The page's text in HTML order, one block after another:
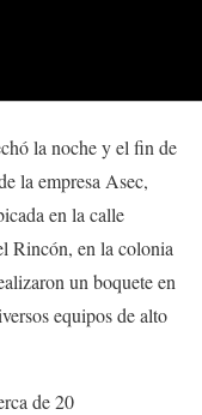
la noche y el fin de
la empresa Asec,
en la calle
Rincón, en la colonia
un boquete en
equipos de alto
de 20